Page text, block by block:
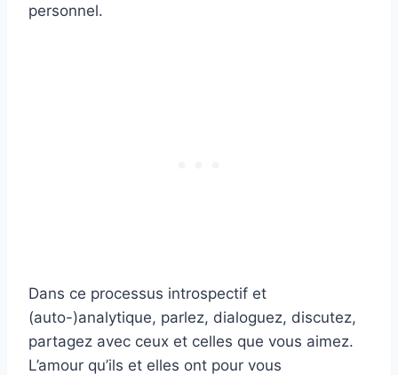
personnel.
Dans ce processus introspectif et
(auto-)analytique, parlez, dialoguez, discutez,
partagez avec ceux et celles que vous aimez.
L’amour qu’ils et elles ont pour vous